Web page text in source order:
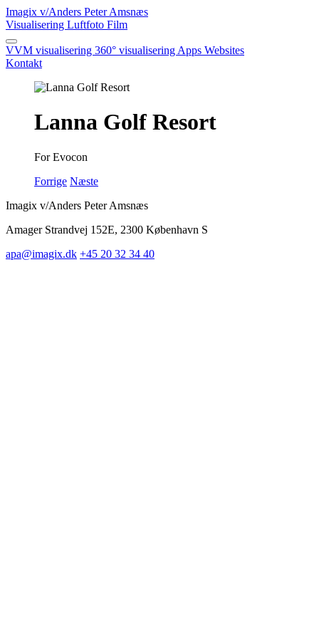
Imagix v/Anders Peter Amsnæs
Visualisering Luftfoto Film
VVM visualisering 360° visualisering Apps Websites
Kontakt
Lanna Golf Resort
For Evocon
Forrige Næste
Imagix v/Anders Peter Amsnæs
Amager Strandvej 152E, 2300 København S
apa@imagix.dk +45 20 32 34 40